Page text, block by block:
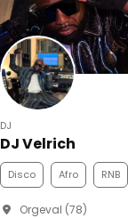
DJ
DJ Velrich
Disco Afro RNB
Orgeval (78)